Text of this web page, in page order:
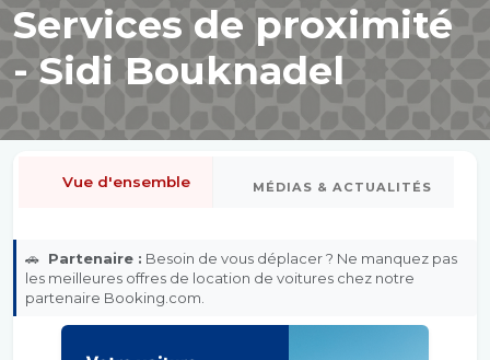
Services de proximité
- Sidi Bouknadel
Vue d'ensemble MÉDIAS & ACTUALITÉS
🚗 Partenaire : Besoin de vous déplacer ? Ne manquez pas
les meilleures offres de location de voitures chez notre
partenaire Booking.com.